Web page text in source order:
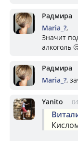
Радмира
Mariа_?,
Значит
алкоголь
Радмира
Mariа_?,
Yanito